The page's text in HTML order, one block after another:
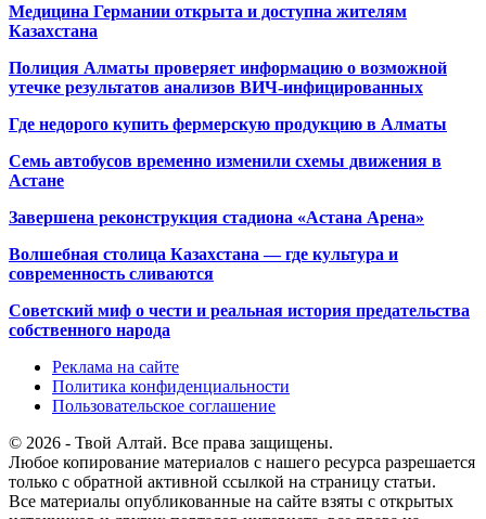
Медицина Германии открыта и доступна жителям
Казахстана
Полиция Алматы проверяет информацию о возможной
утечке результатов анализов ВИЧ-инфицированных
Где недорого купить фермерскую продукцию в Алматы
Семь автобусов временно изменили схемы движения в
Астане
Завершена реконструкция стадиона «Астана Арена»
Волшебная столица Казахстана — где культура и
современность сливаются
Советский миф о чести и реальная история предательства
собственного народа
Реклама на сайте
Политика конфиденциальности
Пользовательское соглашение
© 2026 - Твой Алтай. Все права защищены.
Любое копирование материалов с нашего ресурса разрешается
только с обратной активной ссылкой на страницу статьи.
Все материалы опубликованные на сайте взяты с открытых